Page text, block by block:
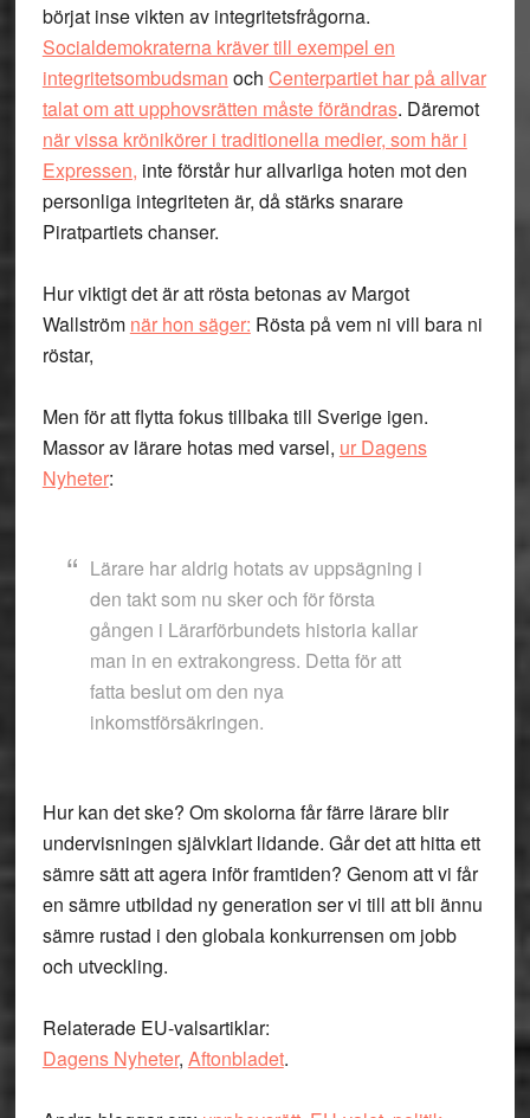
börjat inse vikten av integritetsfrågorna.
Socialdemokraterna kräver till exempel en
integritetsombudsman och Centerpartiet har på allvar
talat om att upphovsrätten måste förändras. Däremot
när vissa krönikörer i traditionella medier, som här i
Expressen, inte förstår hur allvarliga hoten mot den
personliga integriteten är, då stärks snarare
Piratpartiets chanser.
Hur viktigt det är att rösta betonas av Margot
Wallström när hon säger: Rösta på vem ni vill bara ni
röstar,
Men för att flytta fokus tillbaka till Sverige igen.
Massor av lärare hotas med varsel, ur Dagens
Nyheter:
Lärare har aldrig hotats av uppsägning i
den takt som nu sker och för första
gången i Lärarförbundets historia kallar
man in en extrakongress. Detta för att
fatta beslut om den nya
inkomstförsäkringen.
Hur kan det ske? Om skolorna får färre lärare blir
undervisningen självklart lidande. Går det att hitta ett
sämre sätt att agera inför framtiden? Genom att vi får
en sämre utbildad ny generation ser vi till att bli ännu
sämre rustad i den globala konkurrensen om jobb
och utveckling.
Relaterade EU-valsartiklar:
Dagens Nyheter, Aftonbladet.